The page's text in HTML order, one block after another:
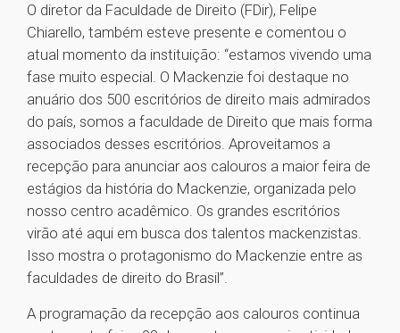
O diretor da Faculdade de Direito (FDir), Felipe
Chiarello, também esteve presente e comentou o
atual momento da instituição: “estamos vivendo uma
fase muito especial. O Mackenzie foi destaque no
anuário dos 500 escritórios de direito mais admirados
do país, somos a faculdade de Direito que mais forma
associados desses escritórios. Aproveitamos a
recepção para anunciar aos calouros a maior feira de
estágios da história do Mackenzie, organizada pelo
nosso centro acadêmico. Os grandes escritórios
virão até aqui em busca dos talentos mackenzistas.
Isso mostra o protagonismo do Mackenzie entre as
faculdades de direito do Brasil”.
A programação da recepção aos calouros continua